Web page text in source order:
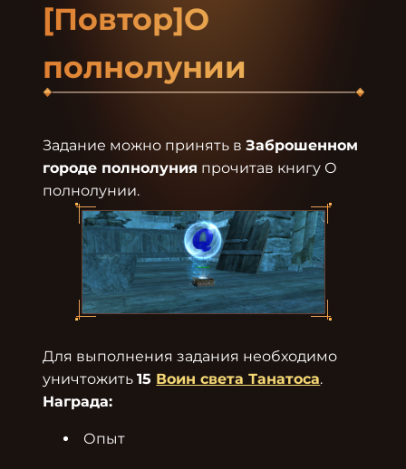
[Повтор]О
полнолунии
Задание можно принять в Заброшенном
городе полнолуния прочитав книгу О
Для выполнения задания необходимо
уничтожить 15 Воин света Танатоса
Награда:
Опыт